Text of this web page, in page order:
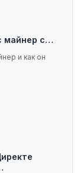
майнер с…
и как он